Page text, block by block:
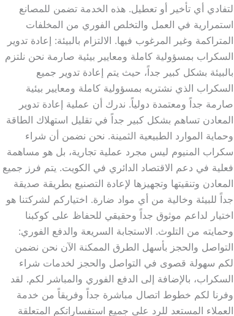
لتفادي أي تأخير أو تعطيل. هذه الخدمة تضمن للمصانع
استمرارية في العمل والتخلص الفوري من المخلفات
المتراكمة وغير المرغوب فيها. الالتزام بالبيئة: إعادة تدوير
السكراب بمسؤولية كاملة ومعايير بيئية صارمة نحن نلتزم
بالبيئة بشكل كبير جداً، حيث يتم إعادة تدوير جميع
السكراب الذي نشتريه بمسؤولية كاملة ومعايير بيئية
صارمة جداً ومعتمدة دولياً. ندرك أن عملية إعادة تدوير
المعادن تساهم بشكل كبير جداً في تقليل استهلاك الطاقة
وحماية الموارد الطبيعية الثمينة. نحن نضمن أن شراء
سكراب المنيوم ليس مجرد عملية تجارية، بل هو مساهمة
فعلية في دعم الاقتصاد الدائري في الكويت. يتم فرز جميع
المعادن وتنقيتها وتجهيزها لإعادة التصنيع بطريقة صديقة
جداً للبيئة وخالية من أي مواد ضارة. اختياركم لشركتنا هو
اختيار لداعم موثوق جداً وحقيقي للحفاظ على كوكبنا
وحمايته من التلوث. الاستجابة السريعة والدفع الفوري:
التواصل والحجز بأسهل الطرق الممكنة الآن نحن نضمن
لكم سهولة قصوى في التواصل والحجز لخدمات شراء
السكراب، بالإضافة إلى الدفع الفوري والمباشر لكم. لقد
وفرنا لكم خطوط اتصال مباشرة جداً وفريقاً من خدمة
العملاء المستعد للرد على جميع استفساراتكم المتعلقة